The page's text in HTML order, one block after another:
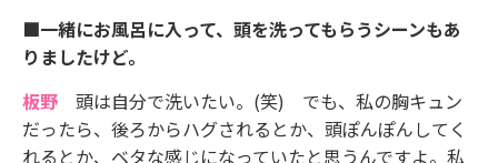
■一緒にお風呂に入って、頭を洗ってもらうシーンもあ
りましたけど。
板野 頭は自分で洗いたい。(笑) でも、私の胸キュン
だったら、後ろからハグされるとか、頭ぽんぽんしてく
れるとか、ベタな感じになっていたと思うんですよ。私